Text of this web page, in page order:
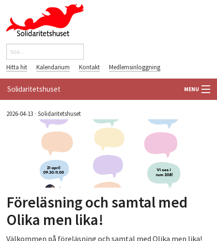
Hoppa till huvudinnehåll
Sökformulär
Hitta hit Kalendarium Kontakt Medlemsinloggning
Solidaritetshuset MENU
HEM
VÄRLDSBIBLIOTEKET
PÅ GÅNG
2026-04-13 ·Solidaritetshuset
Föreläsning och samtal med
Olika men lika!
Välkommen på föreläsning och samtal med Olika men lika!